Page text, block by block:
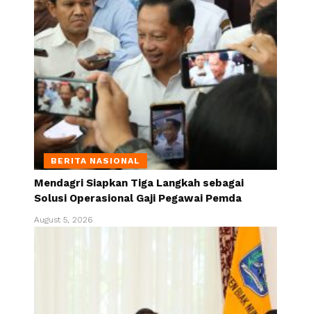
BERITA NASIONAL
Mendagri Siapkan Tiga Langkah sebagai
Solusi Operasional Gaji Pegawai Pemda
August 5, 2026